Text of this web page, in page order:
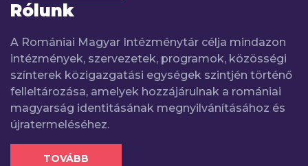
Rólunk
A Romániai Magyar Intézménytár célja mindazon
intézmények, szervezetek, programok, közösségi
színterek közigazgatási egységek szintjén történő
felleltározása, amelyek hozzájárulnak a romániai
magyarság identitásának megnyilvánításához és
újratermeléséhez.
TOVÁBB